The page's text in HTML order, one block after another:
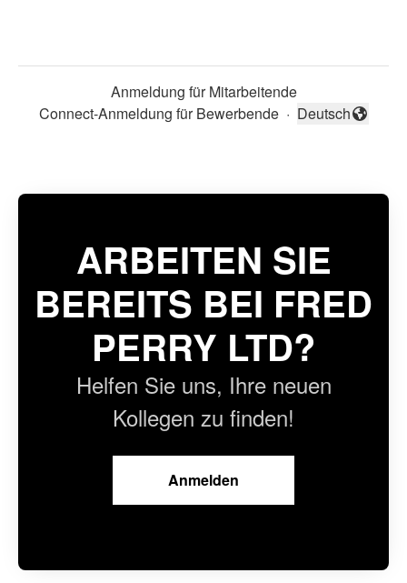
Anmeldung für Mitarbeitende
Connect-Anmeldung für Bewerbende · Sprache ändern
Deutsch
ARBEITEN SIE
BEREITS BEI FRED
PERRY LTD?
Helfen Sie uns, Ihre neuen
Kollegen zu finden!
Anmelden